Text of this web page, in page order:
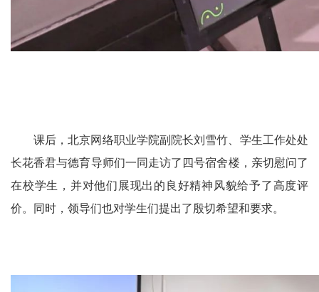
课后，北京网络职业学院副院长刘雪竹、学生工作处处
长花香君与德育导师们一同走访了四号宿舍楼，亲切慰问了
在校学生，并对他们展现出的良好精神风貌给予了高度评
价。同时，领导们也对学生们提出了殷切希望和要求。